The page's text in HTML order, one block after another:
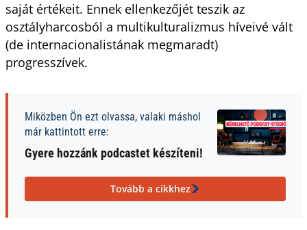
saját értékeit. Ennek ellenkezőjét teszik az
osztályharcosból a multikulturalizmus híveivé vált
(de internacionalistának megmaradt)
progresszívek.
Miközben Ön ezt olvassa, valaki máshol
már kattintott erre:
Gyere hozzánk podcastet készíteni!
Tovább a cikkhez